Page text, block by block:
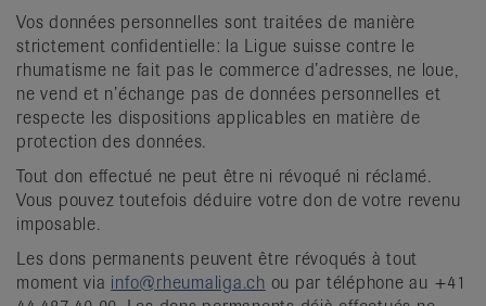
Vos données personnelles sont traitées de manière
strictement confidentielle: la Ligue suisse contre le
rhumatisme ne fait pas le commerce d’adresses, ne loue,
ne vend et n’échange pas de données personnelles et
respecte les dispositions applicables en matière de
protection des données.
Tout don effectué ne peut être ni révoqué ni réclamé.
Vous pouvez toutefois déduire votre don de votre revenu
imposable.
Les dons permanents peuvent être révoqués à tout
moment via info@rheumaliga.ch ou par téléphone au +41